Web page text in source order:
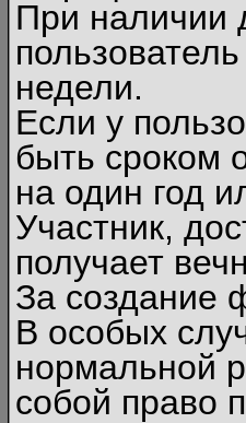
При наличии
недели.
Если у
быть сроком
на один год
Участник,
получает
За создание
В особых
нормальной
собой право